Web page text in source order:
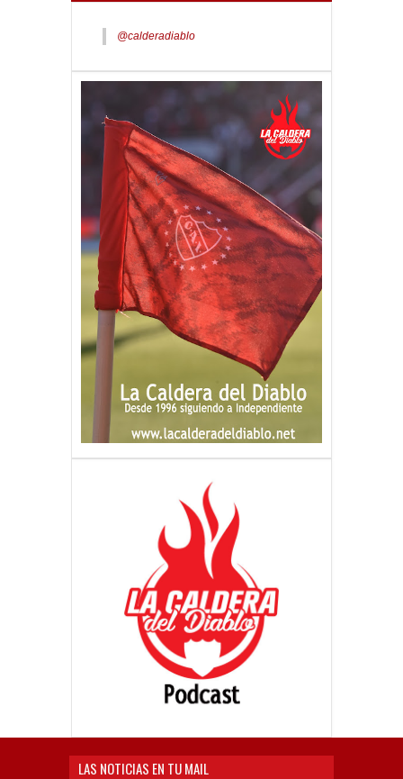
@calderadiablo
LAS NOTICIAS EN TU MAIL